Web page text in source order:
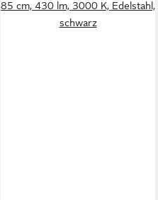
85 cm, 430 lm, 3000 K, Edelstahl,
schwarz